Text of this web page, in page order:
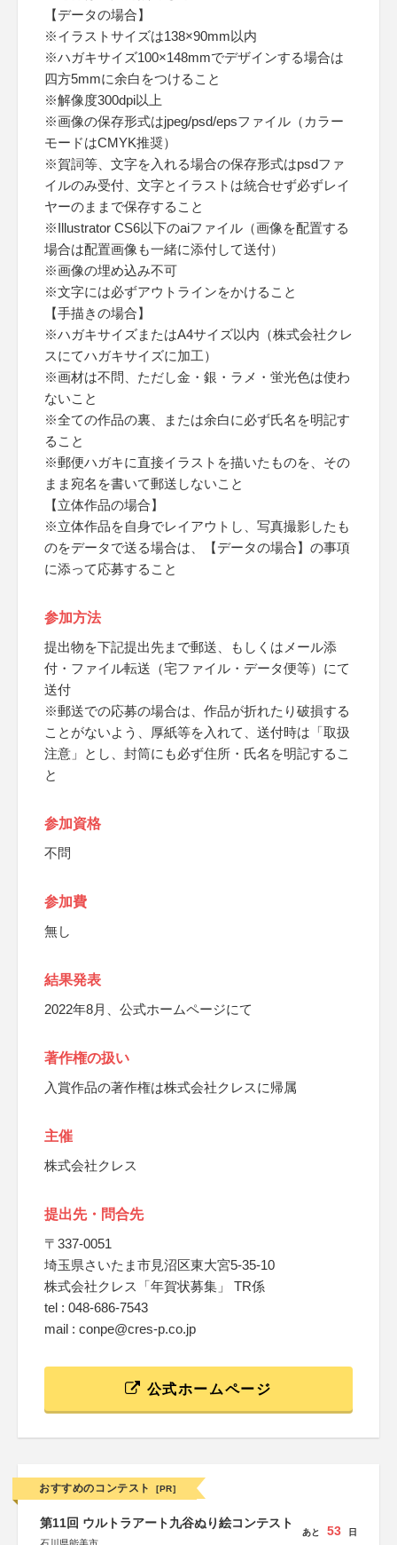
【データの場合】
※イラストサイズは138×90mm以内
※ハガキサイズ100×148mmでデザインする場合は
四方5mmに余白をつけること
※解像度300dpi以上
※画像の保存形式はjpeg/psd/epsファイル（カラー
モードはCMYK推奨）
※賀詞等、文字を入れる場合の保存形式はpsdファ
イルのみ受付、文字とイラストは統合せず必ずレイ
ヤーのままで保存すること
※Illustrator CS6以下のaiファイル（画像を配置する
場合は配置画像も一緒に添付して送付）
※画像の埋め込み不可
※文字には必ずアウトラインをかけること
【手描きの場合】
※ハガキサイズまたはA4サイズ以内（株式会社クレ
スにてハガキサイズに加工）
※画材は不問、ただし金・銀・ラメ・蛍光色は使わ
ないこと
※全ての作品の裏、または余白に必ず氏名を明記す
ること
※郵便ハガキに直接イラストを描いたものを、その
まま宛名を書いて郵送しないこと
【立体作品の場合】
※立体作品を自身でレイアウトし、写真撮影したも
のをデータで送る場合は、【データの場合】の事項
に添って応募すること
参加方法
提出物を下記提出先まで郵送、もしくはメール添
付・ファイル転送（宅ファイル・データ便等）にて
送付
※郵送での応募の場合は、作品が折れたり破損する
ことがないよう、厚紙等を入れて、送付時は「取扱
注意」とし、封筒にも必ず住所・氏名を明記するこ
と
参加資格
不問
参加費
無し
結果発表
2022年8月、公式ホームページにて
著作権の扱い
入賞作品の著作権は株式会社クレスに帰属
主催
株式会社クレス
提出先・問合先
〒337-0051
埼玉県さいたま市見沼区東大宮5-35-10
株式会社クレス「年賀状募集」 TR係
tel : 048-686-7543
mail : conpe@cres-p.co.jp
公式ホームページ
おすすめのコンテスト [PR]
第11回 ウルトラアート九谷ぬり絵コンテスト
あと 53 日